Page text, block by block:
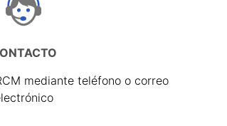
mediante teléfono o correo